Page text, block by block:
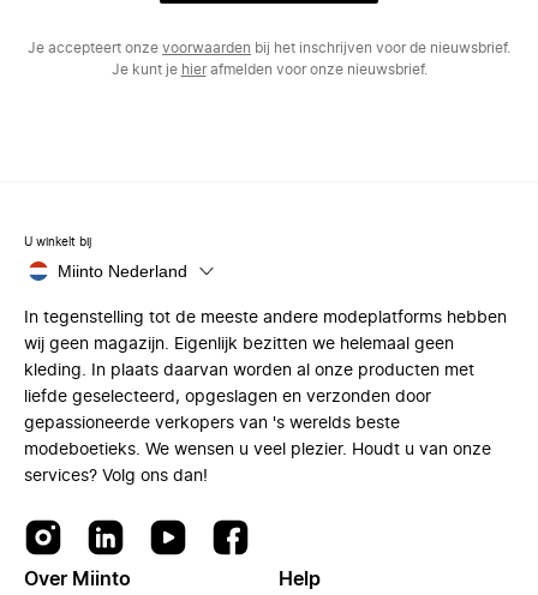
Je accepteert onze voorwaarden bij het inschrijven voor de nieuwsbrief.
Je kunt je hierafmelden voor onze nieuwsbrief.
U winkelt bij
Miinto Nederland
In tegenstelling tot de meeste andere modeplatforms hebben
wij geen magazijn. Eigenlijk bezitten we helemaal geen
kleding. In plaats daarvan worden al onze producten met
liefde geselecteerd, opgeslagen en verzonden door
gepassioneerde verkopers van 's werelds beste
modeboetieks. We wensen u veel plezier. Houdt u van onze
services? Volg ons dan!
Over Miinto Help